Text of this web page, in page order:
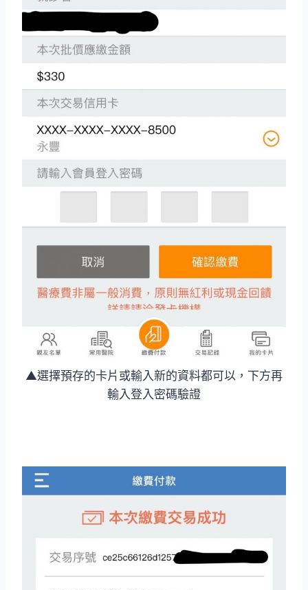
▲選擇預存的卡片或輸入新的資料都可以，下方再
輸入登入密碼驗證